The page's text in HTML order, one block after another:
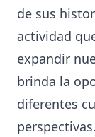
de sus
actividad
expandir
brinda la
diferentes
perspectivas.